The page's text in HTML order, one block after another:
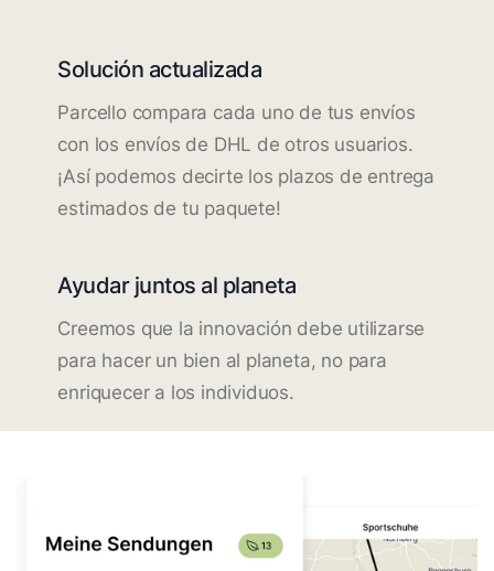
Solución actualizada
Parcello compara cada uno de tus envíos
con los envíos de DHL de otros usuarios.
¡Así podemos decirte los plazos de entrega
estimados de tu paquete!
Ayudar juntos al planeta
Creemos que la innovación debe utilizarse
para hacer un bien al planeta, no para
enriquecer a los individuos.